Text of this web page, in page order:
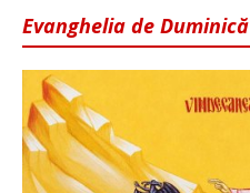
Evanghelia de Duminică